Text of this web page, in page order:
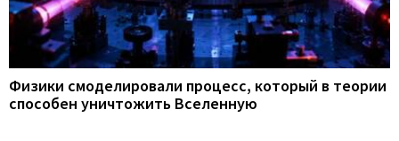
Физики смоделировали процесс, который в теории
способен уничтожить Вселенную